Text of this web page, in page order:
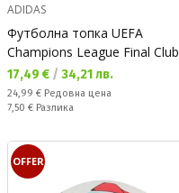
ADIDAS
Футболна топка UEFA
Champions League Final Club
Текуща цена:
17,49 € / 34,21 лв.
Редовна цена:
24,99 € Редовна цена
Спестявате:
7,50 € Разлика
OFFER